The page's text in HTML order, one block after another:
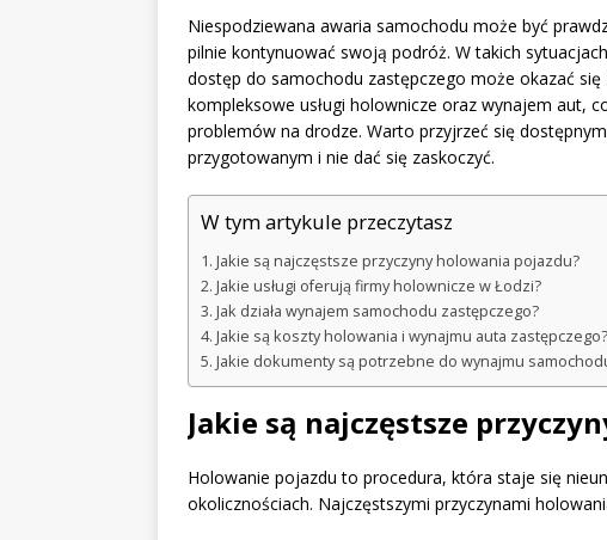
Niespodziewana awaria samochodu może być
pilnie kontynuować swoją podróż. W takich
dostęp do samochodu zastępczego może okazać
kompleksowe usługi holownicze oraz wynajem aut,
problemów na drodze. Warto przyjrzeć się
przygotowanym i nie dać się zaskoczyć.
W tym artykule przeczytasz
Jakie są najczęstsze przyczyny holowania pojazdu?
Jakie usługi oferują firmy holownicze w Łodzi?
Jak działa wynajem samochodu zastępczego?
Jakie są koszty holowania i wynajmu auta zastępczego?
Jakie dokumenty są potrzebne do wynajmu
Jakie są najczęstsze
Holowanie pojazdu to procedura, która staje się
okolicznościach. Najczęstszymi przyczynami